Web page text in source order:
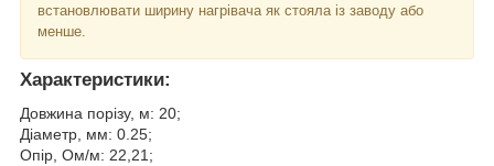
встановлювати ширину нагрівача як стояла із заводу або
менше.
Характеристики:
Довжина порізу, м: 20;
Діаметр, мм: 0.25;
Опір, Ом/м: 22,21;